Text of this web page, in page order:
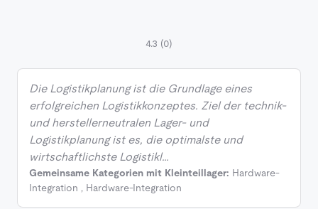
4.3 (0)
Die Logistikplanung ist die Grundlage eines
erfolgreichen Logistikkonzeptes. Ziel der technik-
und herstellerneutralen Lager- und
Logistikplanung ist es, die optimalste und
wirtschaftlichste Logistikl…
Gemeinsame Kategorien mit Kleinteillager: Hardware-
Integration , Hardware-Integration